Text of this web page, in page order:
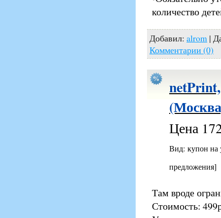
количество
Добавил: alrom |
Комментарии (0)
Цена
Вид: купон
предложения]
Там вроде
Стоимость: